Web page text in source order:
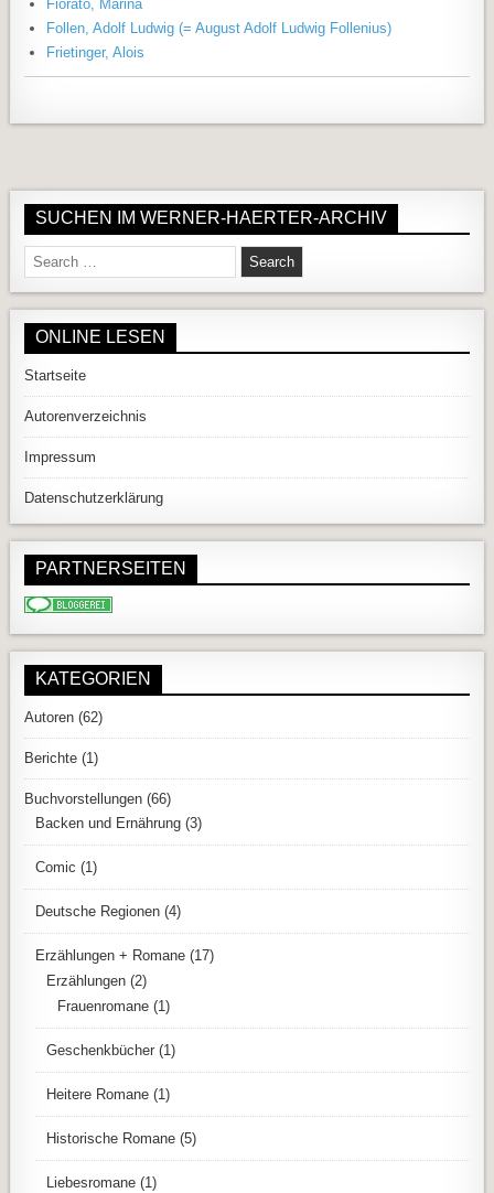
Fiorato, Marina
Follen, Adolf Ludwig (= August Adolf Ludwig Follenius)
Frietinger, Alois
SUCHEN IM WERNER-HAERTER-ARCHIV
Search for:
ONLINE LESEN
Startseite
Autorenverzeichnis
Impressum
Datenschutzerklärung
PARTNERSEITEN
KATEGORIEN
Autoren (62)
Berichte (1)
Buchvorstellungen (66)
Backen und Ernährung (3)
Comic (1)
Deutsche Regionen (4)
Erzählungen + Romane (17)
Erzählungen (2)
Frauenromane (1)
Geschenkbücher (1)
Heitere Romane (1)
Historische Romane (5)
Liebesromane (1)